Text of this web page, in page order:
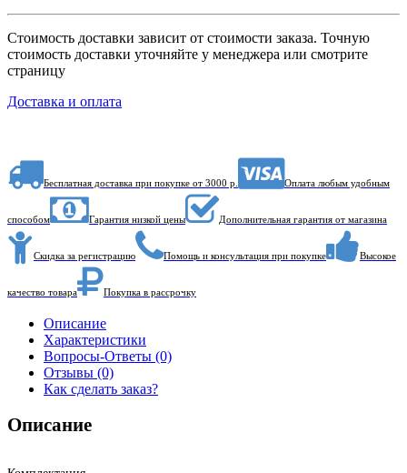
Стоимость доставки зависит от стоимости заказа. Точную
стоимость доставки уточняйте у менеджера или смотрите
страницу
Доставка и оплата
Бесплатная доставка при покупке от 3000 р. Оплата любым удобным
способом Гарантия низкой цены Дополнительная гарантия от магазина
Скидка за регистрацию Помощь и консультация при покупке Высокое
качество товара Покупка в рассрочку
Описание
Характеристики
Вопросы-Ответы (0)
Отзывы (0)
Как сделать заказ?
Описание